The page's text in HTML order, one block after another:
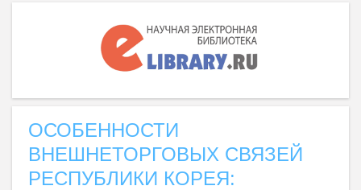
ОСОБЕННОСТИ
ВНЕШНЕТОРГОВЫХ СВЯЗЕЙ
РЕСПУБЛИКИ КОРЕЯ: